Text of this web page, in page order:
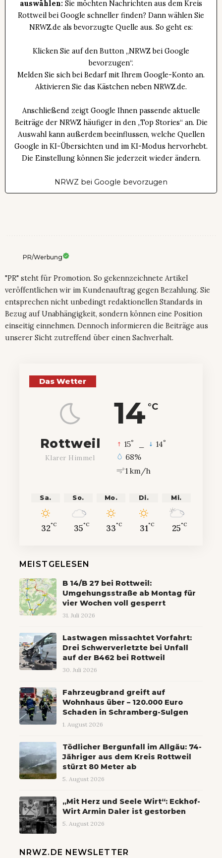
auswählen: Sie möchten Nachrichten aus dem Kreis
Rottweil bei Google schneller finden? Dann wählen Sie
NRWZ.de als bevorzugte Quelle aus. So geht es:
Klicken Sie auf den Button „NRWZ bei Google
bevorzugen“.
Melden Sie sich bei Bedarf mit Ihrem Google-Konto an.
Aktivieren Sie das Kästchen neben NRWZ.de.
Anschließend zeigt Google Ihnen passende aktuelle
Beiträge der NRWZ häufiger in den „Top Stories“ an. Die
Auswahl kann außerdem beeinflussen, welche Quellen
Google in KI-Übersichten und im KI-Modus hervorhebt.
Die Einstellung können Sie jederzeit wieder ändern.
NRWZ bei Google bevorzugen
PR/Werbung
"PR" steht für Promotion. So gekennzeichnete Artikel
veröffentlichen wir im Kundenauftrag gegen Bezahlung. Sie
entsprechen nicht unbedingt redaktionellen Standards in
Bezug auf Unabhängigkeit, sondern können eine Position
einseitig einnehmen. Dennoch informieren die Beiträge aus
unserer Sicht zutreffend über einen Sachverhalt.
Das Wetter
14 °C
Rottweil
Klarer Himmel
15° 14°
68%
1 km/h
Sa.
32°C
So.
35°C
Mo.
33°C
Di.
31°C
Mi.
25°C
MEISTGELESEN
B 14/B 27 bei Rottweil:
Umgehungsstraße ab Montag für
vier Wochen voll gesperrt
31. Juli 2026
Lastwagen missachtet Vorfahrt:
Drei Schwerverletzte bei Unfall
auf der B462 bei Rottweil
30. Juli 2026
Fahrzeugbrand greift auf
Wohnhaus über – 120.000 Euro
Schaden in Schramberg-Sulgen
1. August 2026
Tödlicher Bergunfall im Allgäu: 74-
Jähriger aus dem Kreis Rottweil
stürzt 80 Meter ab
5. August 2026
„Mit Herz und Seele Wirt“: Eckhof-
Wirt Armin Daler ist gestorben
5. August 2026
NRWZ.DE NEWSLETTER